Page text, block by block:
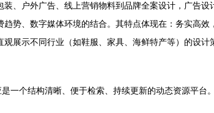
、户外广告、线上营销物料到品牌全案设计，广告
势、数字媒体环境的结合。其特点体现在：务实高
展示不同行业（如鞋服、家具、海鲜特产等）的设计
一个结构清晰、便于检索、持续更新的动态资源平台